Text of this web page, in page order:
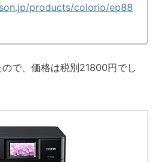
products/colorio/ep88
で、価格は税別21800円でし